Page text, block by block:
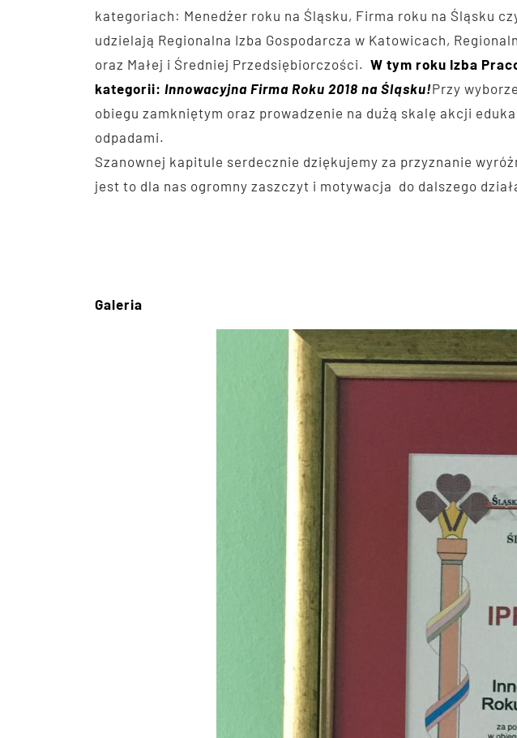
kategoriach: Menedżer roku na Śląsku, Firma roku na Śląsku
udzielają Regionalna Izba Gospodarcza w Katowicach,
oraz Małej i Średniej Przedsiębiorczości. W tym roku Izba
kategorii: Innowacyjna Firma Roku 2018 na Śląsku!Przy
obiegu zamkniętym oraz prowadzenie na dużą skalę akcji
odpadami.
Szanownej kapitule serdecznie dziękujemy za przyznanie
jest to dla nas ogromny zaszczyt i motywacja do dalszego
Galeria